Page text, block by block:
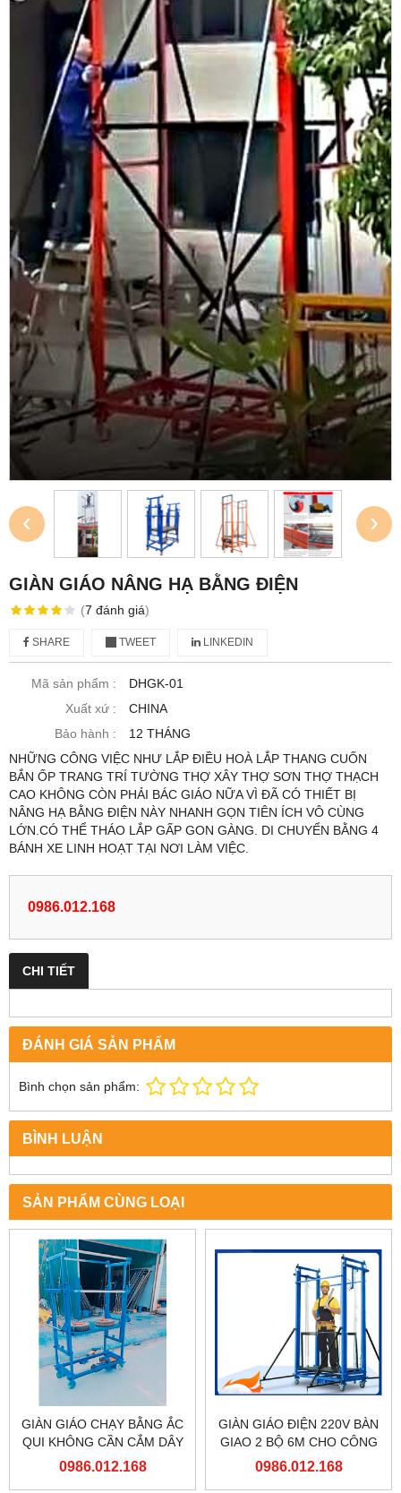
‹ ›
GIÀN GIÁO NÂNG HẠ BẰNG ĐIỆN
(7 đánh giá)
SHARE TWEET LINKEDIN
Mã sản phẩm :
DHGK-01
Xuất xứ :
CHINA
Bảo hành :
12 THÁNG
NHỮNG CÔNG VIỆC NHƯ LẮP ĐIỀU HOÀ LẮP THANG CUỐN
BẮN ỐP TRANG TRÍ TƯỜNG THỢ XÂY THỢ SƠN THỢ THẠCH
CAO KHÔNG CÒN PHẢI BÁC GIÁO NỮA VÌ ĐÃ CÓ THIẾT BỊ
NÂNG HẠ BẰNG ĐIỆN NÀY NHANH GỌN TIÊN ÍCH VÔ CÙNG
LỚN.CÓ THỂ THÁO LẮP GẤP GON GÀNG. DI CHUYỂN BẰNG 4
BÁNH XE LINH HOẠT TẠI NƠI LÀM VIỆC.
0986.012.168
CHI TIẾT
ĐÁNH GIÁ SẢN PHẨM
Bình chọn sản phẩm:
BÌNH LUẬN
SẢN PHẨM CÙNG LOẠI
GIÀN GIÁO CHẠY BẰNG ẮC
QUI KHÔNG CẦN CẮM DÂY
ĐIỆN
0986.012.168
GIÀN GIÁO ĐIỆN 220V BÀN
GIAO 2 BỘ 6M CHO CÔNG
TY TNHH MỘT THÀNH VIÊN
0986.012.168